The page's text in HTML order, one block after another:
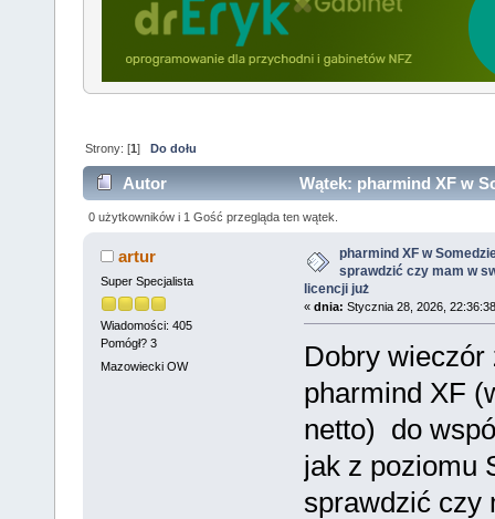
Strony: [1] Do dołu
Autor
Wątek: pharmind XF w
swojej licencji już (Przeczytany 4042 razy)
0 użytkowników i 1 Gość przegląda ten wątek.
artur
Super Specjalista
Wiadomości: 405
Pomógł? 3
Mazowiecki OW
pharmind XF w
sprawdzić czy mam w
licencji już
« dnia: Stycznia 28, 2026,
Dobry wieczór
pharmind XF
netto) do
jak z poziomu
sprawdzić czy